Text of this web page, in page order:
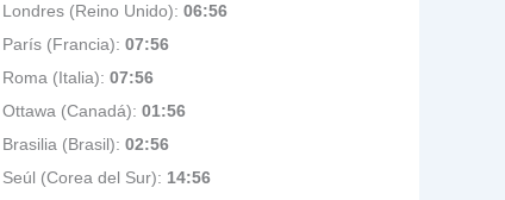
Londres (Reino Unido): 06:56
París (Francia): 07:56
Roma (Italia): 07:56
Ottawa (Canadá): 01:56
Brasilia (Brasil): 02:56
Seúl (Corea del Sur): 14:56